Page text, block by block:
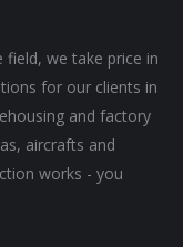
field, we take price in
for our clients in
and factory
aircrafts and
works - you